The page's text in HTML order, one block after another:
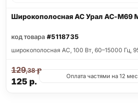
Широкополосная АС Урал АС-М69
код товара #5118735
широкополосная АС, 100 Вт, 60–15000 Гц,
125р.
129,38р.
Оплата частями на 12